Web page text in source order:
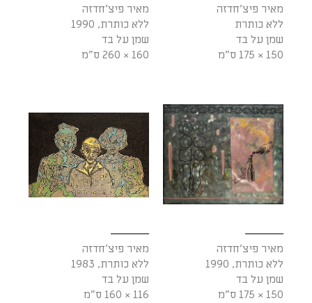
מאיר פיצ'חדזה
ללא כותרת
שמן על בד
150 × 175 ס"מ
מאיר פיצ'חדזה
ללא כותרת, 1990
שמן על בד
160 × 260 ס"מ
מאיר פיצ'חדזה
ללא כותרת, 1990
שמן על בד
150 × 175 ס"מ
מאיר פיצ'חדזה
ללא כותרת, 1983
שמן על בד
116 × 160 ס"מ